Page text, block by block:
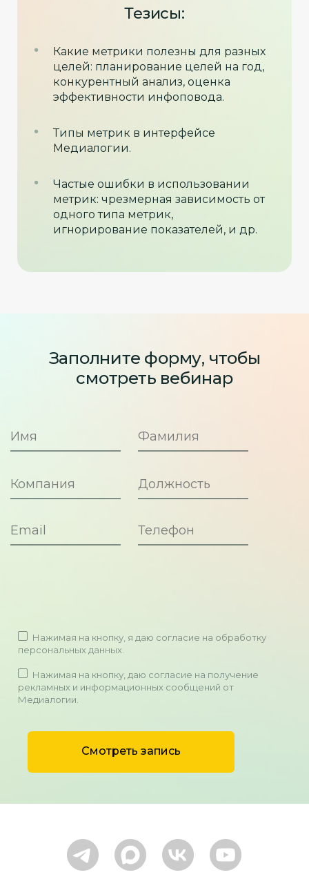
Тезисы:
Какие метрики полезны для разных
целей: планирование целей на год,
конкурентный анализ, оценка
эффективности инфоповода.
Типы метрик в интерфейсе
Медиалогии.
Частые ошибки в использовании
метрик: чрезмерная зависимость от
одного типа метрик,
игнорирование показателей, и др.
Заполните форму, чтобы
смотреть вебинар
Смотреть запись
Нажимая на кнопку, я даю согласие на обработку
персональных данных
Нажимая на кнопку, даю согласие на получение
рекламных и информационных сообщений от
Медиалогии.